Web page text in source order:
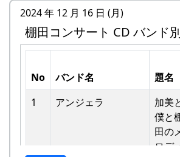
私達は、この「棚田のうた ～ふる
へ～」で出場した年、“２位”に入る
した。賞品は何と！「地元産の卵
田んぼの真ん中で山積みの卵の箱
ンドメンバーで分けて持って帰ろ
他のバンドに目茶苦茶うらやまし
しばらくメンバーのお家では、おい
3
ワンス・アンド・フ
4 僕の中のふるさと
H
5
棚⽥のイネに
メシ
バン
メシ
バン
2024 年 12 月 16 日 (月)
棚田コンサート CD バンド
No バンド名 題名
1
アンジェラ
加美
僕と
⽥の
ロデ